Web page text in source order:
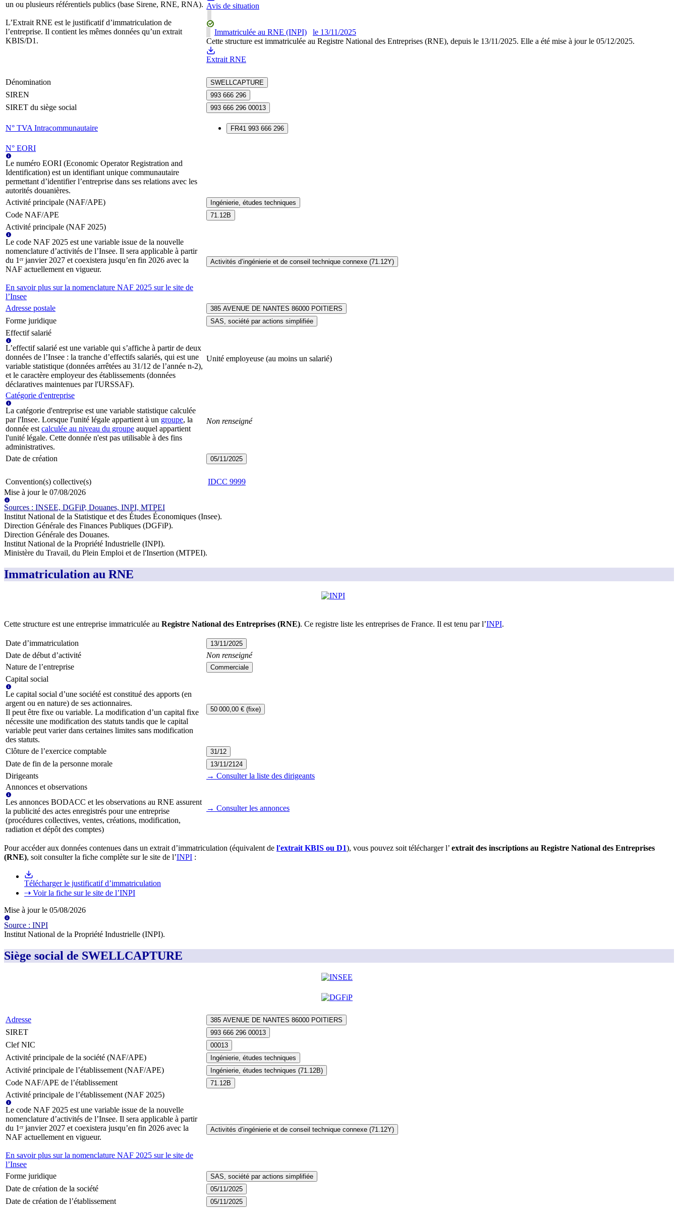
un ou plusieurs référentiels publics (base Sirene, RNE, RNA).
L’Extrait RNE est le justificatif d’immatriculation de
l’entreprise. Il contient les mêmes données qu’un extrait
KBIS/D1.
Avis de situation
Immatriculée au RNE (INPI) le 13/11/2025
Cette structure est immatriculée au Registre National des Entreprises (RNE), depuis le 13/11/2025. Elle a été mise à jour le 05/12/2025.
Extrait RNE
Dénomination SWELLCAPTURE
SIREN 993 666 296
SIRET du siège social 993 666 296 00013
N° TVA Intracommunautaire FR41 993 666 296
N° EORI
Le numéro EORI (Economic Operator Registration and
Identification) est un identifiant unique communautaire
permettant d’identifier l’entreprise dans ses relations avec les
autorités douanières.
Activité principale (NAF/APE)
Ingénierie, études techniques
Code NAF/APE 71.12B
Activité principale (NAF 2025)
Le code NAF 2025 est une variable issue de la nouvelle
nomenclature d’activités de l’Insee. Il sera applicable à partir
du 1ᵉʳ janvier 2027 et coexistera jusqu’en fin 2026 avec la
NAF actuellement en vigueur.
En savoir plus sur la nomenclature NAF 2025 sur le site de
l’Insee
Activités d’ingénierie et de conseil technique connexe (71.12Y)
Adresse postale 385 AVENUE DE NANTES 86000 POITIERS
Forme juridique SAS, société par actions simplifiée
Effectif salarié
L’effectif salarié est une variable qui s’affiche à partir de deux
données de l’Insee : la tranche d’effectifs salariés, qui est une
variable statistique (données arrêtées au 31/12 de l’année n-2),
et le caractère employeur des établissements (données
déclaratives maintenues par l'URSSAF).
Unité employeuse (au moins un salarié)
Catégorie d'entreprise
La catégorie d'entreprise est une variable statistique calculée
par l'Insee. Lorsque l'unité légale appartient à un groupe, la
donnée est calculée au niveau du groupe auquel appartient
l'unité légale. Cette donnée n'est pas utilisable à des fins
administratives.
Non renseigné
Date de création 05/11/2025
Convention(s) collective(s) IDCC 9999
Mise à jour le 07/08/2026
Sources : INSEE, DGFiP, Douanes, INPI, MTPEI
Institut National de la Statistique et des Études Économiques (Insee).
Direction Générale des Finances Publiques (DGFiP).
Direction Générale des Douanes.
Institut National de la Propriété Industrielle (INPI).
Ministère du Travail, du Plein Emploi et de l'Insertion (MTPEI).
Immatriculation au RNE
Cette structure est une entreprise immatriculée au Registre National des Entreprises (RNE). Ce registre liste les entreprises de France. Il est tenu par l’INPI.
Date d’immatriculation 13/11/2025
Date de début d’activité
Non renseigné
Nature de l’entreprise
Commerciale
Capital social
Le capital social d’une société est constitué des apports (en
argent ou en nature) de ses actionnaires.
Il peut être fixe ou variable. La modification d’un capital fixe
nécessite une modification des statuts tandis que le capital
variable peut varier dans certaines limites sans modification
des statuts.
50 000,00 € (fixe)
Clôture de l’exercice comptable 31/12
Date de fin de la personne morale 13/11/2124
Dirigeants
→ Consulter la liste des dirigeants
Annonces et observations
Les annonces BODACC et les observations au RNE assurent
la publicité des actes enregistrés pour une entreprise
(procédures collectives, ventes, créations, modification,
radiation et dépôt des comptes)
→ Consulter les annonces
Pour accéder aux données contenues dans un extrait d’immatriculation (équivalent de l'extrait KBIS ou D1), vous pouvez soit télécharger l’ extrait des inscriptions au Registre National des Entreprises
(RNE), soit consulter la fiche complète sur le site de l’INPI :
Télécharger le justificatif d’immatriculation
⇢ Voir la fiche sur le site de l’INPI
Mise à jour le 05/08/2026
Source : INPI
Institut National de la Propriété Industrielle (INPI).
Siège social de SWELLCAPTURE
Adresse 385 AVENUE DE NANTES 86000 POITIERS
SIRET 993 666 296 00013
Clef NIC 00013
Activité principale de la société (NAF/APE) Ingénierie, études techniques
Activité principale de l’établissement (NAF/APE) Ingénierie, études techniques (71.12B)
Code NAF/APE de l’établissement 71.12B
Activité principale de l’établissement (NAF 2025)
Le code NAF 2025 est une variable issue de la nouvelle
nomenclature d’activités de l’Insee. Il sera applicable à partir
du 1ᵉʳ janvier 2027 et coexistera jusqu’en fin 2026 avec la
NAF actuellement en vigueur.
En savoir plus sur la nomenclature NAF 2025 sur le site de
l’Insee
Activités d’ingénierie et de conseil technique connexe (71.12Y)
Forme juridique SAS, société par actions simplifiée
Date de création de la société 05/11/2025
Date de création de l’établissement 05/11/2025